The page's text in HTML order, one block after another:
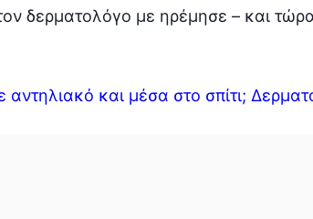
δερματολόγο με ηρέμησε – και
και μέσα στο σπίτι;